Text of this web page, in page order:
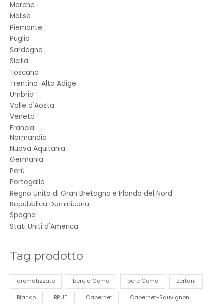
Marche
Molise
Piemonte
Puglia
Sardegna
Sicilia
Toscana
Trentino-Alto Adige
Umbria
Valle d'Aosta
Veneto
Francia
Normandia
Nuova Aquitania
Germania
Perù
Portogallo
Regno Unito di Gran Bretagna e Irlanda del Nord
Repubblica Dominicana
Spagna
Stati Uniti d'America
Tag prodotto
aromatizzato bere a Como bere Como Bertani
Bianco BRUT Cabernet Cabernet-Sauvignon